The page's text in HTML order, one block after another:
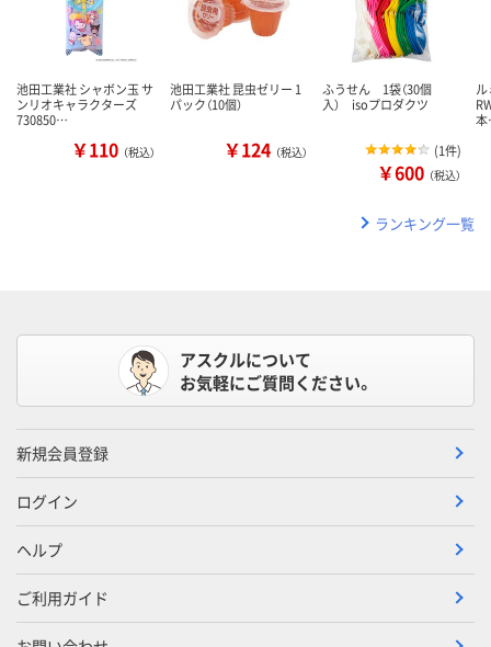
池田工業社 シャボン玉 サ
ンリオキャラクターズ
730850…
￥110 （税込）
池田工業社 昆虫ゼリー 1
パック（10個）
￥124 （税込）
ふうせん 1袋（30個
入） isoプロダクツ
(1件)
￥600 （税込）
ランキング一覧
アスクルについて
お気軽にご質問ください。
新規会員登録
ログイン
ヘルプ
ご利用ガイド